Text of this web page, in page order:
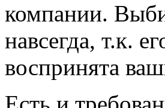
компании.
навсегда, т.к.
воспринята